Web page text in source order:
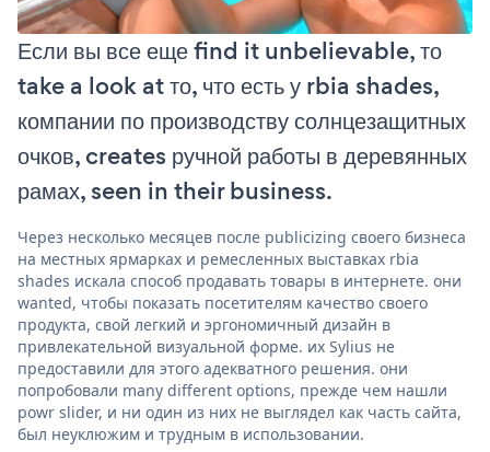
Если вы все еще find it unbelievable, то
take a look at то, что есть у rbia shades,
компании по производству солнцезащитных
очков, creates ручной работы в деревянных
рамах, seen in their business.
Через несколько месяцев после publicizing своего бизнеса
на местных ярмарках и ремесленных выставках rbia
shades искала способ продавать товары в интернете. они
wanted, чтобы показать посетителям качество своего
продукта, свой легкий и эргономичный дизайн в
привлекательной визуальной форме. их Sylius не
предоставили для этого адекватного решения. они
попробовали many different options, прежде чем нашли
powr slider, и ни один из них не выглядел как часть сайта,
был неуклюжим и трудным в использовании.